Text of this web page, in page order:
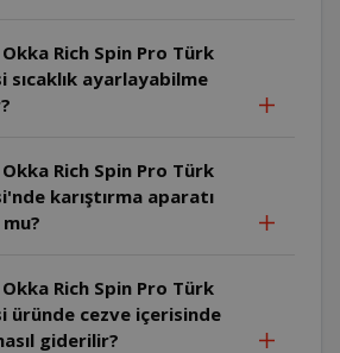
Rich Spin Pro Türk
sıcaklık ayarlayabilme
Rich Spin Pro Türk
karıştırma aparatı
Rich Spin Pro Türk
üründe cezve içerisinde
giderilir?